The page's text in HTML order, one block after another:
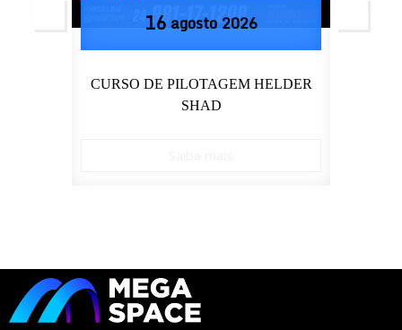
16 agosto 2026
CURSO DE PILOTAGEM HELDER
SHAD